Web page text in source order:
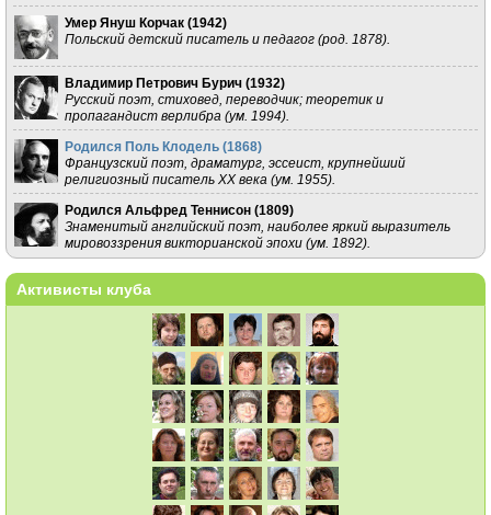
Умер Януш Корчак (1942)
Польский детский писатель и педагог (род. 1878).
Владимир Петрович Бурич (1932)
Русский поэт, стиховед, переводчик; теоретик и
пропагандист верлибра (ум. 1994).
Родился Поль Клодель (1868)
Французский поэт, драматург, эссеист, крупнейший
религиозный писатель XX века (ум. 1955).
Родился Альфред Теннисон (1809)
Знаменитый английский поэт, наиболее яркий выразитель
мировоззрения викторианской эпохи (ум. 1892).
Активисты клуба